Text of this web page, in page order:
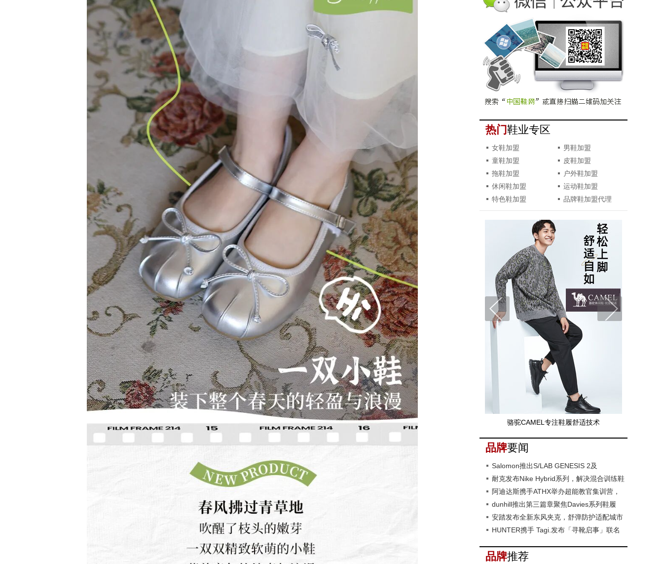
热门鞋业专区
女鞋加盟
男鞋加盟
童鞋加盟
皮鞋加盟
拖鞋加盟
户外鞋加盟
休闲鞋加盟
运动鞋加盟
特色鞋加盟
品牌鞋加盟代理
骆驼CAMEL专注鞋履舒适技术
品牌要闻
Salomon推出S/LAB GENESIS 2及
GENESIS 2越野跑鞋
耐克发布Nike Hybrid系列，解决混合训练鞋
性能难题
阿迪达斯携手ATHX举办超能教官集训营，
2027年ATHX GAMES落地京沪
dunhill推出第三篇章聚焦Davies系列鞋履
安踏发布全新东风夹克，舒弹防护适配城市
日常
HUNTER携手 Tagi.发布「寻靴启事」联名
品牌推荐